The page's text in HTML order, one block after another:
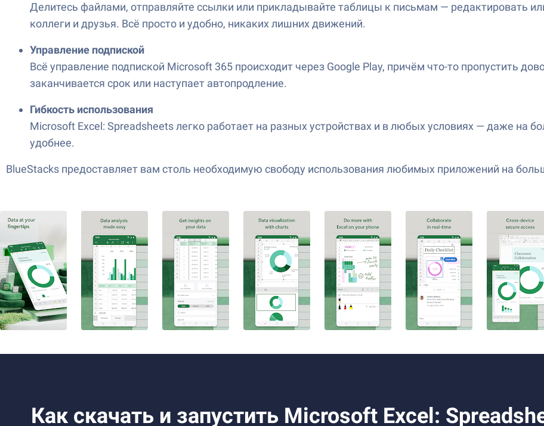
Делитесь файлами, отправляйте ссылки или прикладывайте таблицы к письмам — редактировать
коллеги и друзья. Всё просто и удобно, никаких лишних движений.
Управление подпиской
Всё управление подпиской Microsoft 365 происходит через Google Play, причём что-то пропустить
заканчивается срок или наступает автопродление.
Гибкость использования
Microsoft Excel: Spreadsheets легко работает на разных устройствах и в любых условиях — даже на
удобнее.
BlueStacks предоставляет вам столь необходимую свободу использования любимых приложений на
Как скачать и запустить Microsoft Excel: